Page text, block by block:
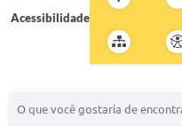
Acessibilidade